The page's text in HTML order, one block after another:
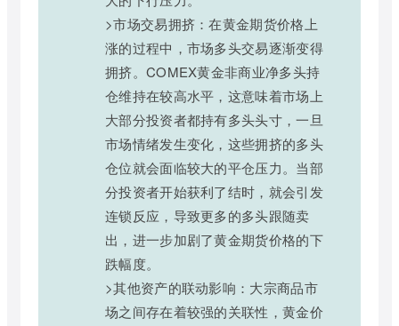
>市场交易拥挤：在黄金期货价格上
涨的过程中，市场多头交易逐渐变得
拥挤。COMEX黄金非商业净多头持
仓维持在较高水平，这意味着市场上
大部分投资者都持有多头头寸，一旦
市场情绪发生变化，这些拥挤的多头
仓位就会面临较大的平仓压力。当部
分投资者开始获利了结时，就会引发
连锁反应，导致更多的多头跟随卖
出，进一步加剧了黄金期货价格的下
跌幅度。
>其他资产的联动影响：大宗商品市
场之间存在着较强的关联性，黄金价